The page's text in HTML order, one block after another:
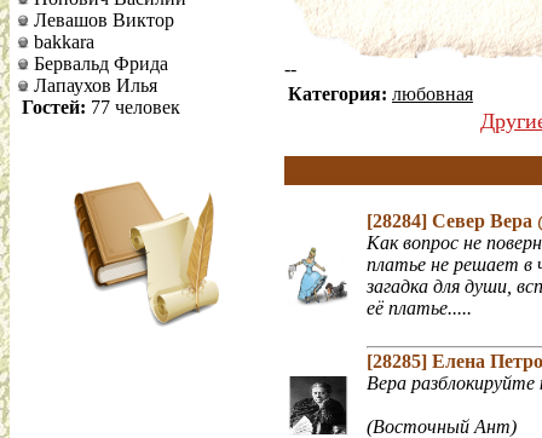
Левашов Виктор
bakkara
Бервальд Фрида
Лапаухов Илья
Гостей: 77 человек
--
Категория: любовная
[28284] Север Вера
Как вопрос не
платье не решает в
загадка для души,
её платье.....
[28285] Елена
Вера
(Восточный Ант)